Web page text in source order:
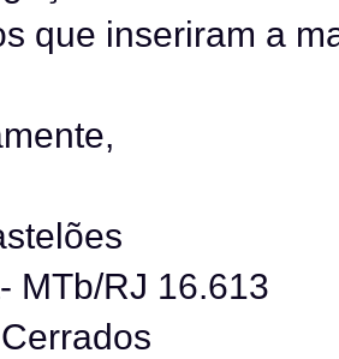
que inseriram a
MTb/RJ 16.613